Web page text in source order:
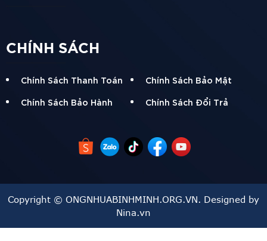
CHÍNH SÁCH
Chính Sách Thanh Toán
Chính Sách Bảo Mật
Chính Sách Bảo Hành
Chính Sách Đổi Trả
Copyright © ONGNHUABINHMINH.ORG.VN. Designed by
Nina.vn